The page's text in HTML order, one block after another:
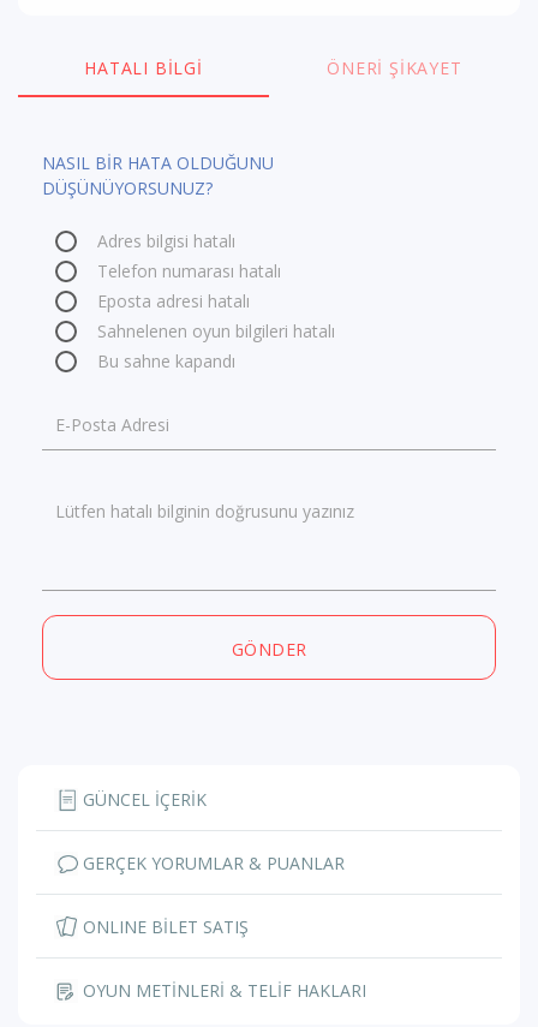
HATALI BILGI ÖNERI ŞIKAYET
NASIL BİR HATA OLDUĞUNU
DÜŞÜNÜYORSUNUZ?
Adres bilgisi hatalı
Telefon numarası hatalı
Eposta adresi hatalı
Sahnelenen oyun bilgileri hatalı
Bu sahne kapandı
E-Posta Adresi
Lütfen hatalı bilginin doğrusunu yazınız
GÖNDER
GÜNCEL İÇERİK
GERÇEK YORUMLAR & PUANLAR
ONLINE BİLET SATIŞ
OYUN METİNLERİ & TELİF HAKLARI